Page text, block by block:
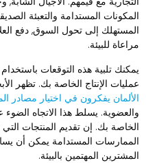
المستدامة والتعبئة
إلى تحول السوق, دفع
للبيئة.
تلبية هذه التوقعات باستخدام
الإنتاج الخاصة بك. تظهر
يفكرون في اختيار مصادر
يسلط هذا الاتجاه الضوء
بك. إن تقديم المنتجات التي
المستدامة يمكن أن
المهتمين بالبيئة.